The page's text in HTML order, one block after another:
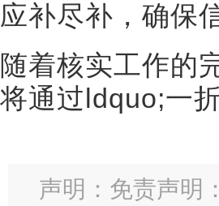
应补尽补，确保
随着核实工作的
将通过ldquo;一
声明：免责声明